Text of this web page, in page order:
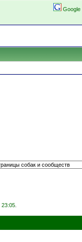
Google
23:05.